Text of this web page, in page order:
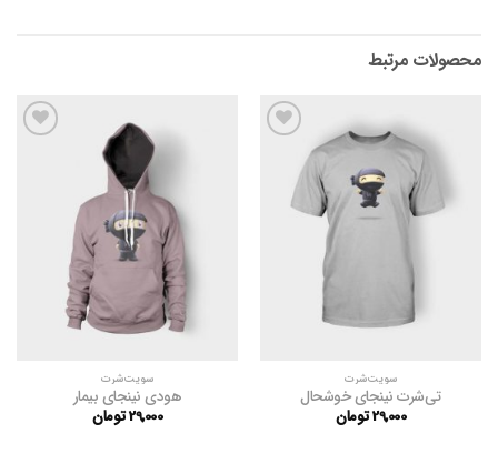
محصولات مرتبط
مندی
سویت‌شرت
تی‌شرت نینجای خوشحال
29,000تومان
سویت‌شرت
هودی نینجای بیمار
29,000تومان